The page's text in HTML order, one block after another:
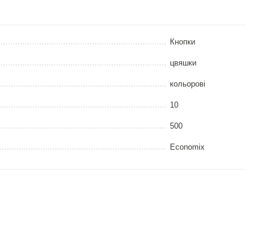
Кнопки
цвяшки
кольорові
10
500
Economix